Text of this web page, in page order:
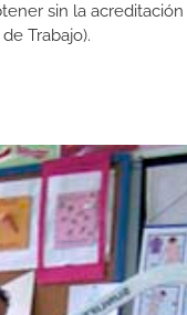
sin la
Trabajo).